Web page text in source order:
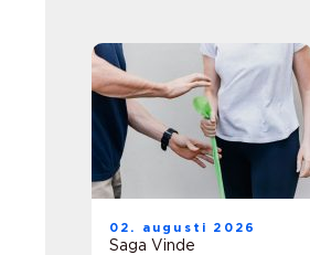
02. augusti 2026
Saga Vinde